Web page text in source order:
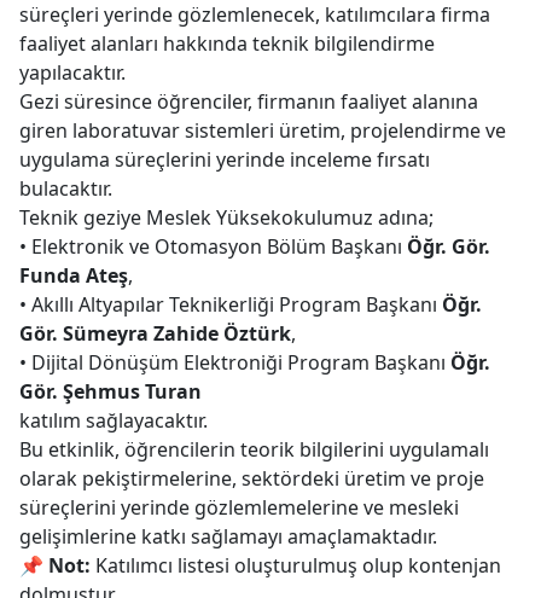
süreçleri yerinde gözlemlenecek, katılımcılara firma
faaliyet alanları hakkında teknik bilgilendirme
yapılacaktır.
Gezi süresince öğrenciler, firmanın faaliyet alanına
giren laboratuvar sistemleri üretim, projelendirme ve
uygulama süreçlerini yerinde inceleme fırsatı
bulacaktır.
Teknik geziye Meslek Yüksekokulumuz adına;
• Elektronik ve Otomasyon Bölüm Başkanı Öğr. Gör.
Funda Ateş,
• Akıllı Altyapılar Teknikerliği Program Başkanı Öğr.
Gör. Sümeyra Zahide Öztürk,
• Dijital Dönüşüm Elektroniği Program Başkanı Öğr.
Gör. Şehmus Turan
katılım sağlayacaktır.
Bu etkinlik, öğrencilerin teorik bilgilerini uygulamalı
olarak pekiştirmelerine, sektördeki üretim ve proje
süreçlerini yerinde gözlemlemelerine ve mesleki
gelişimlerine katkı sağlamayı amaçlamaktadır.
📌 Not: Katılımcı listesi oluşturulmuş olup kontenjan